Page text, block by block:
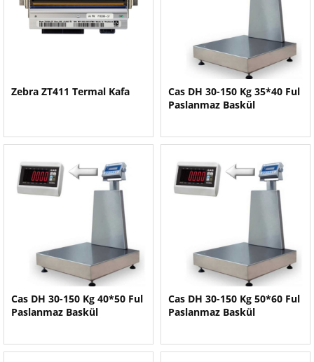
Zebra ZT411 Termal Kafa
Cas DH 30-150 Kg 35*40 Ful
Paslanmaz Baskül
Cas DH 30-150 Kg 40*50 Ful
Paslanmaz Baskül
Cas DH 30-150 Kg 50*60 Ful
Paslanmaz Baskül